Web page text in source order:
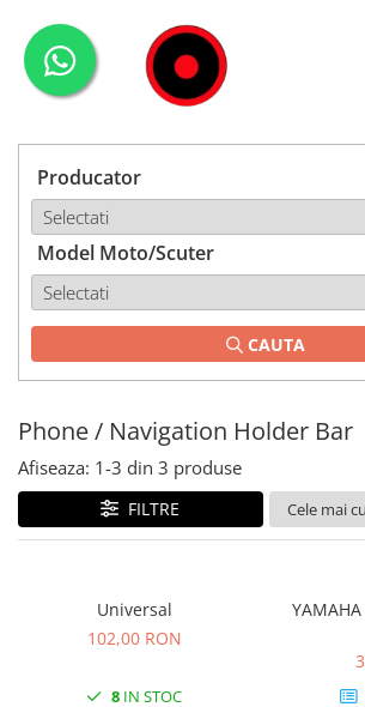
Genti Moto
Laterale
Rezervor
Genti impermeabile
Textil
Accesorii
Piese
Placi
Accesorii
GPS
Huse moto
PARBRIZ UNIVERSAL
Proiectoare
Echipamente
Geci
Pantaloni
WATERPROOF
Givi-Bike
Expirience
Urban
Producator
Model Moto/Scuter
CAUTA
Phone / Navigation Holder Bar
Afiseaza: 1-3 din 3 produse
FILTRE
Universal
102,00 RON
8 IN STOC